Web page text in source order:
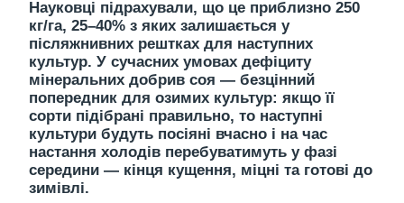
Науковці підрахували, що це приблизно 250
кг/га, 25–40% з яких залишається у
післяжнивних рештках для наступних
культур. У сучасних умовах дефіциту
мінеральних добрив соя — безцінний
попередник для озимих культур: якщо її
сорти підібрані правильно, то наступні
культури будуть посіяні вчасно і на час
настання холодів перебуватимуть у фазі
середини — кінця кущення, міцні та готові до
зимівлі.